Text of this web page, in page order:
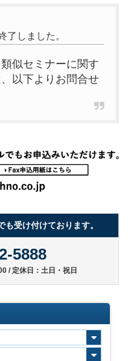
了しました。
似セミナーに関す
以下よりお問合せ
受け付けております。
5888
/ 定休日：土日・祝日